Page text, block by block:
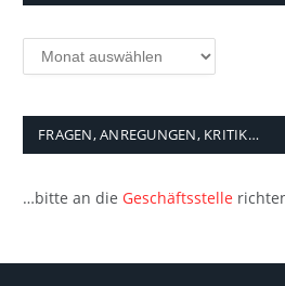
Archiv
FRAGEN, ANREGUNGEN, KRITIK…
…bitte an die Geschäftsstelle